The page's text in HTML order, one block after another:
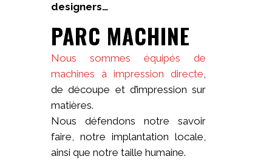
designers…
PARC MACHINE
Nous sommes équipés de
machines à impression directe,
de découpe et d’impression sur
matières.
Nous défendons notre savoir
faire, notre implantation locale,
ainsi que notre taille humaine.